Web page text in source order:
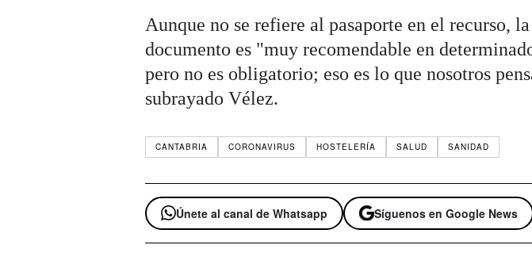
Aunque no se refiere al pasaporte en el recurso,
documento es "muy recomendable en
pero no es obligatorio; eso es lo que nosotros
subrayado Vélez.
CANTABRIA CORONAVIRUS HOSTELERÍA SALUD SANIDAD
Únete al canal de Whatsapp Síguenos en Google News